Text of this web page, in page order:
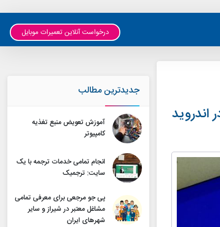
درخواست آنلاین تعمیرات موبایل
جدیدترین مطالب
آموزش تعویض منبع تغذیه
کامپیوتر
انجام تمامی خدمات ترجمه با یک
سایت: ترجمیک
پی جو مرجعی برای معرفی تمامی
مشاغل معتبر در شیراز و سایر
شهرهای ایران